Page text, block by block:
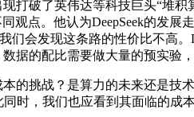
破了英伟达等科技巨头“堆
点。他认为DeepSeek的发
们会发现这条路的性价比不高
据的配比需要做大量的预实验
挑战？是算力的未来还是技
时，我们也应看到其面临的